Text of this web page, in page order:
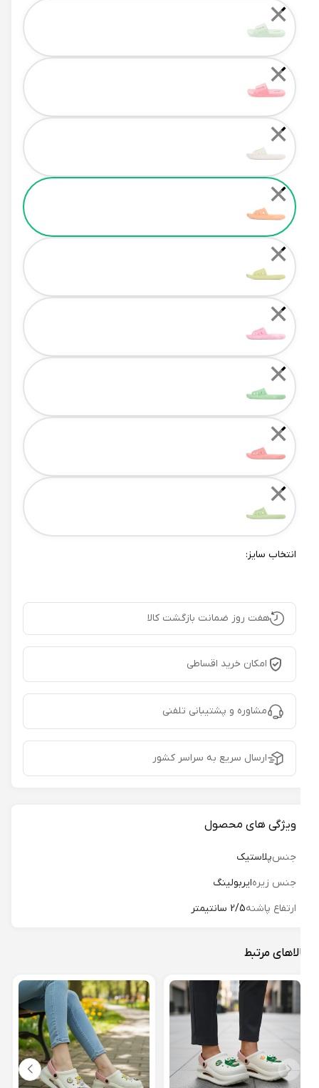
✕
✕
✕
✕
✕
✕
✕
✕
✕
انتخاب سایز:
هفت روز ضمانت بازگشت کالا
امکان خرید اقساطی
مشاوره و پشتیبانی تلفنی
ارسال سریع به سراسر کشور
ویژگی های محصول
جنسپلاستیک
جنس زیره ایربولینگ
ارتفاع پاشنه2/5 سانتیمتر
مرتبط